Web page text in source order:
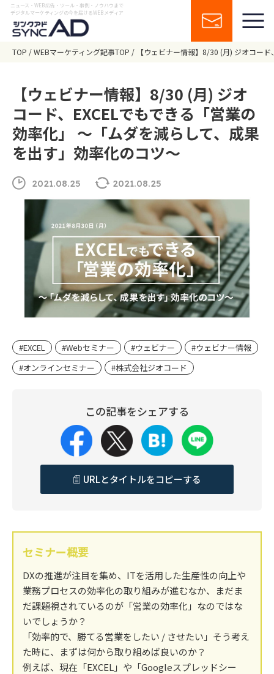
ニュース・WEB広告・ツール・事例・ノウハウまで
デジタルマーケティングの今を届けるWEBメディア
TOP WEBマーケティング記事TOP 【ウェビナー情報】8/30 (月) ジオコー
【ウェビナー情報】8/30 (月) ジオ
コード、EXCELでもできる「営業の
効率化」 ～「ムダを減らして、成果
を出す」効率化のコツ～
2021.08.25 2021.08.25
#EXCEL #Webセミナー #ウェビナー
#ウェビナー情報
#オンラインセミナー
#株式会社ジオコード
この記事をシェアする
URLとタイトルをコピーする
セミナー概要
DXの推進が注目を集め、ITを活用した生産性の向上や
業務プロセスの効率化の取り組みが進むなか、まだま
だ課題視されているのが「営業の効率化」なのではな
いでしょうか？
「効率的で、勝てる営業をしたい / させたい」そう考え
た時に、まずは何から取り組めば良いのか？
例えば、現在「EXCEL」や「Googleスプレッドシー